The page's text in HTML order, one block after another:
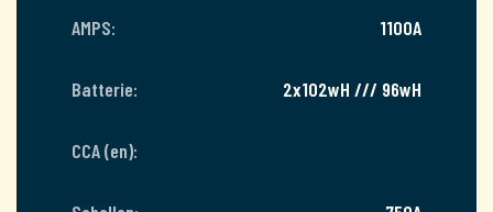
AMPS: 1100A
Batterie: 2x102wH /// 96wH
CCA (en):